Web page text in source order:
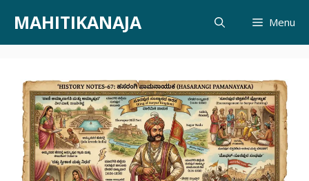
content
MAHITIKANAJA Menu